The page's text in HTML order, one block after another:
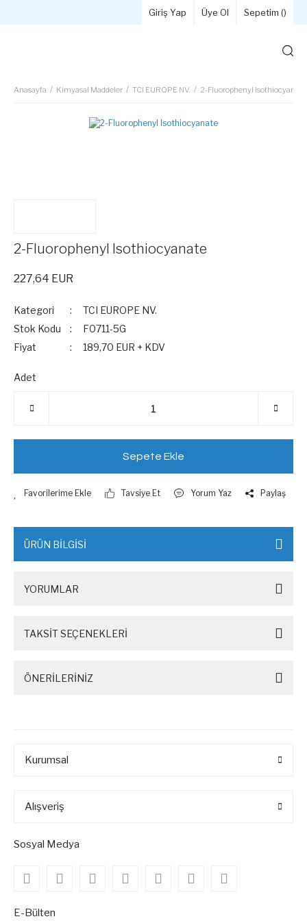
Giriş Yap Üye Ol Sepetim ()
Anasayfa Kimyasal Maddeler TCI EUROPE NV. 2-Fluorophenyl Isothiocyanate
2-Fluorophenyl Isothiocyanate
227,64 EUR
Kategori
TCI EUROPE NV.
Stok Kodu
F0711-5G
Fiyat
189,70 EUR + KDV
Adet
Sepete Ekle
Tavsiye Et Yorum Yaz Paylaş
ÜRÜN BİLGİSİ
YORUMLAR
TAKSİT SEÇENEKLERİ
ÖNERİLERİNİZ
Kurumsal
Alışveriş
Sosyal Medya
E-Bülten